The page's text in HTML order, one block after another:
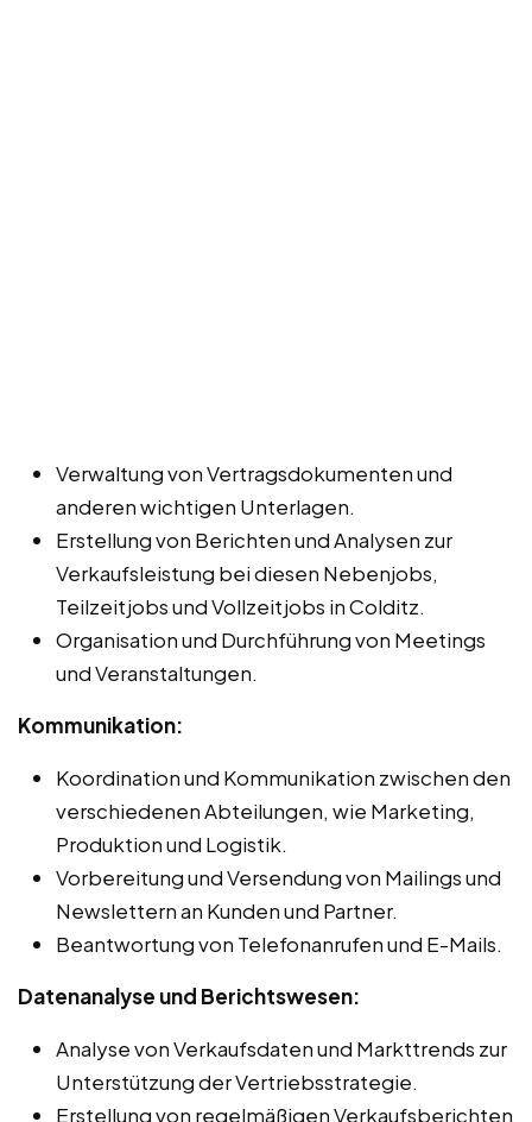
Verwaltung von Vertragsdokumenten und
anderen wichtigen Unterlagen.
Erstellung von Berichten und Analysen zur
Verkaufsleistung bei diesen Nebenjobs,
Teilzeitjobs und Vollzeitjobs in Colditz.
Organisation und Durchführung von Meetings
und Veranstaltungen.
Kommunikation:
Koordination und Kommunikation zwischen den
verschiedenen Abteilungen, wie Marketing,
Produktion und Logistik.
Vorbereitung und Versendung von Mailings und
Newslettern an Kunden und Partner.
Beantwortung von Telefonanrufen und E-Mails.
Datenanalyse und Berichtswesen:
Analyse von Verkaufsdaten und Markttrends zur
Unterstützung der Vertriebsstrategie.
Erstellung von regelmäßigen Verkaufsberichten